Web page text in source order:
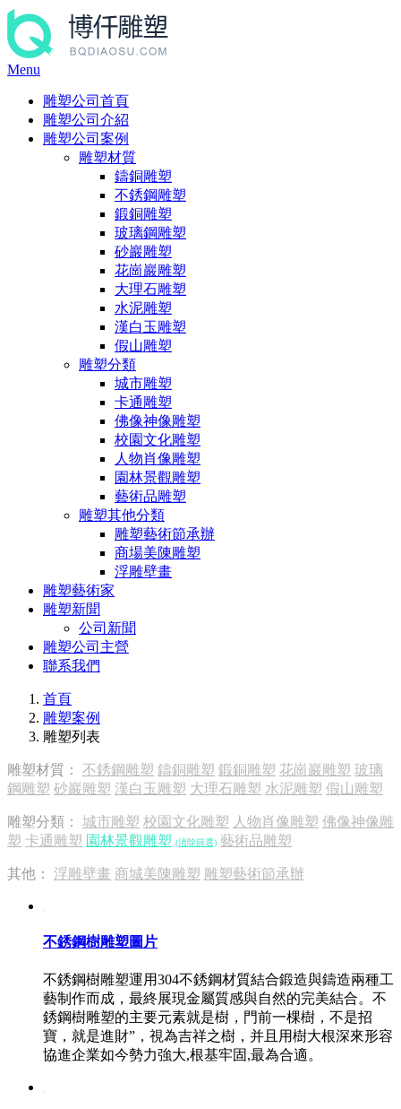
Menu
雕塑公司首頁
雕塑公司介紹
雕塑公司案例
雕塑材質
鑄銅雕塑
不銹鋼雕塑
鍛銅雕塑
玻璃鋼雕塑
砂巖雕塑
花崗巖雕塑
大理石雕塑
水泥雕塑
漢白玉雕塑
假山雕塑
雕塑分類
城市雕塑
卡通雕塑
佛像神像雕塑
校園文化雕塑
人物肖像雕塑
園林景觀雕塑
藝術品雕塑
雕塑其他分類
雕塑藝術節承辦
商場美陳雕塑
浮雕壁畫
雕塑藝術家
雕塑新聞
公司新聞
雕塑公司主營
聯系我們
首頁
雕塑案例
雕塑列表
雕塑材質： 不銹鋼雕塑 鑄銅雕塑 鍛銅雕塑 花崗巖雕塑 玻璃
鋼雕塑 砂巖雕塑 漢白玉雕塑 大理石雕塑 水泥雕塑 假山雕塑
雕塑分類： 城市雕塑 校園文化雕塑 人物肖像雕塑 佛像神像雕
塑 卡通雕塑 園林景觀雕塑 (清除篩選) 藝術品雕塑
其他： 浮雕壁畫 商城美陳雕塑 雕塑藝術節承辦
不銹鋼樹雕塑圖片
不銹鋼樹雕塑運用304不銹鋼材質結合鍛造與鑄造兩種工
藝制作而成，最終展現金屬質感與自然的完美結合。不
銹鋼樹雕塑的主要元素就是樹，門前一棵樹，不是招
寶，就是進財”，視為吉祥之樹，并且用樹大根深來形容
協進企業如今勢力強大,根基牢固,最為合適。